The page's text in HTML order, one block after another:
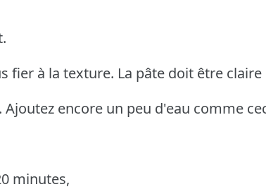
fier à la texture. La pâte doit être claire
encore un peu d'eau comme
minutes,